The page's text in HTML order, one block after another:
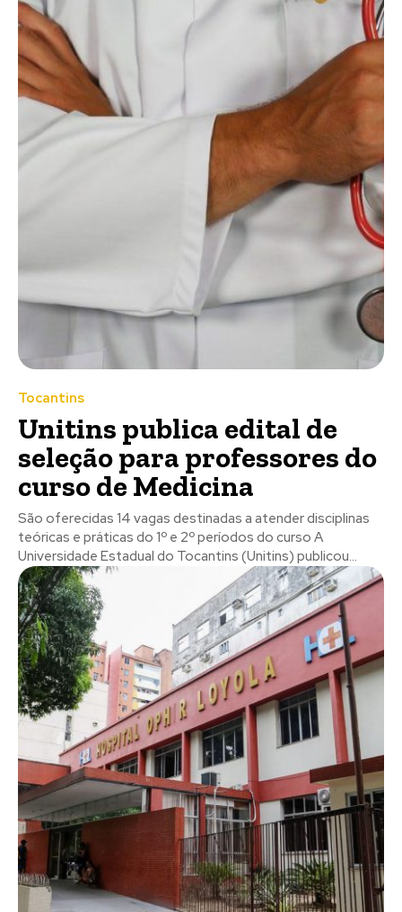
Tocantins
Unitins publica edital de
seleção para professores do
curso de Medicina
São oferecidas 14 vagas destinadas a atender disciplinas
teóricas e práticas do 1º e 2º períodos do curso A
Universidade Estadual do Tocantins (Unitins) publicou...